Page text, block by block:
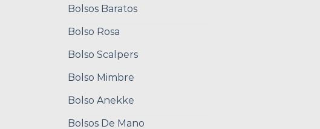
Bolsos Baratos
Bolso Rosa
Bolso Scalpers
Bolso Mimbre
Bolso Anekke
Bolsos De Mano